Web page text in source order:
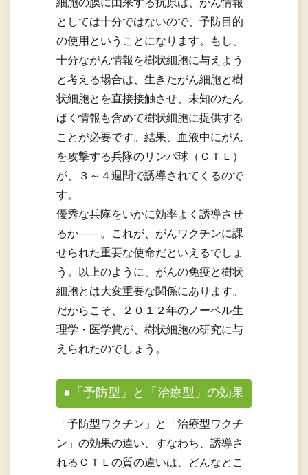
細胞の膜に由来する抗原は、がん情報
としては十分ではないので、予防目的
の使用ということになります。もし、
十分ながん情報を樹状細胞に与えよう
と考える場合は、生きたがん細胞と樹
状細胞とを直接接触させ、未知のたん
ぱく情報も含めて樹状細胞に提供する
ことが必要です。結果、血液中にがん
を攻撃する兵隊のリンパ球（ＣＴＬ）
が、３～４週間で誘導されてくるので
す。
優秀な兵隊をいかに効率よく誘導させ
るか——。これが、がんワクチンに課
せられた重要な使命だといえるでしょ
う。以上のように、がんの免疫と樹状
細胞とは大変重要な関係にあります。
だからこそ、２０１２年のノーベル生
理学・医学賞が、樹状細胞の研究に与
えられたのでしょう。
●「予防型」と「治療型」の効果
「予防型ワクチン」と「治療型ワクチ
ン」の効果の違い、すなわち、誘導さ
れるＣＴＬの質の違いは、どんなとこ